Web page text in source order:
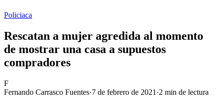
Policiaca
Rescatan a mujer agredida al momento
de mostrar una casa a supuestos
compradores
F
Fernando Carrasco Fuentes·7 de febrero de 2021 ·2 min de lectura